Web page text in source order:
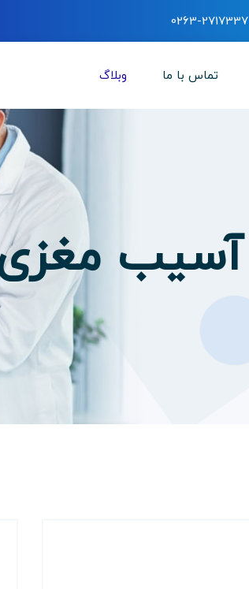
0263-2717337
تماس با ما وبلاگ